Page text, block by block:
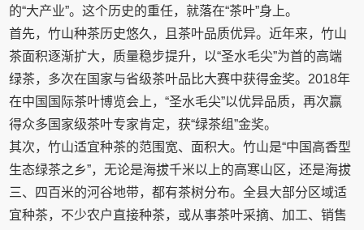
的“大产业”。这个历史的重任，就落在“茶叶”身上。
首先，竹山种茶历史悠久，且茶叶品质优异。近年来，竹山
茶面积逐渐扩大，质量稳步提升，以“圣水毛尖”为首的高端
绿茶，多次在国家与省级茶叶品比大赛中获得金奖。2018年
在中国国际茶叶博览会上，“圣水毛尖”以优异品质，再次赢
得众多国家级茶叶专家肯定，获“绿茶组”金奖。
其次，竹山适宜种茶的范围宽、面积大。竹山是“中国高香型
生态绿茶之乡”，无论是海拔千米以上的高寒山区，还是海拔
三、四百米的河谷地带，都有茶树分布。全县大部分区域适
宜种茶，不少农户直接种茶，或从事茶叶采摘、加工、销售